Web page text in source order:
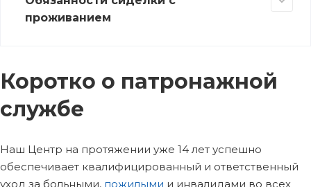
проживанием
Коротко о патронажной
службе
Наш Центр на протяжении уже 14 лет успешно
обеспечивает квалифицированный и ответственный
уход за больными, пожилыми и инвалидами во всех